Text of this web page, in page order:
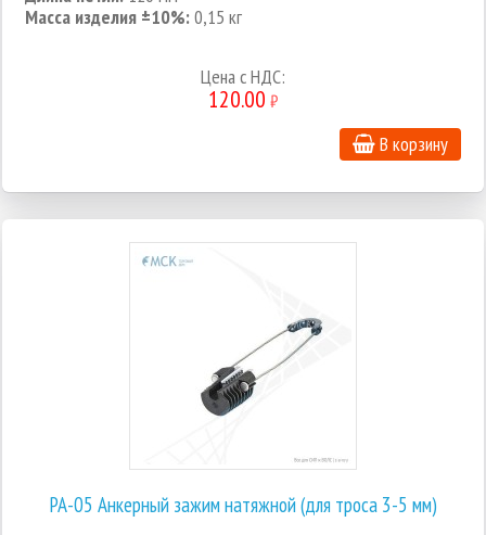
Масса изделия ±10%:0,15 кг
Цена с НДС:
120.00 ₽
В корзину
РА-05 Анкерный зажим натяжной (для троса 3-5 мм)